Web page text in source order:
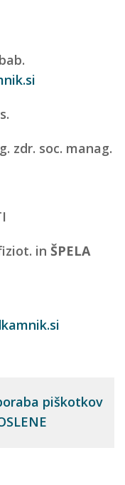
zdr. soc. manag.
inŠPELA
piškotkov